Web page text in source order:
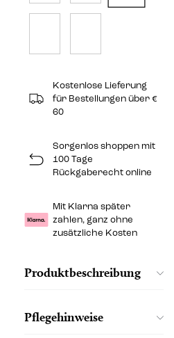
Kostenlose Lieferung
für Bestellungen über €
60
Sorgenlos shoppen mit
100 Tage
Rückgaberecht online
Mit Klarna später
zahlen, ganz ohne
zusätzliche Kosten
Produktbeschreibung
Pflegehinweise